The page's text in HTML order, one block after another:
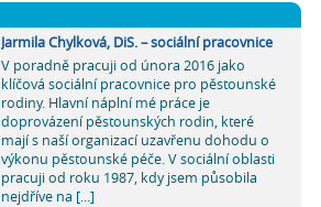
Jarmila Chylková, DiS. – sociální pracovnice
V poradně pracuji od února 2016 jako
klíčová sociální pracovnice pro pěstounské
rodiny. Hlavní náplní mé práce je
doprovázení pěstounských rodin, které
mají s naší organizací uzavřenu dohodu o
výkonu pěstounské péče. V sociální oblasti
pracuji od roku 1987, kdy jsem působila
nejdříve na [...]